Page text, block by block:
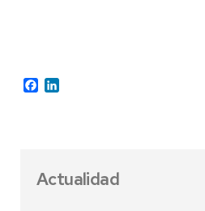
Facebook
Actualidad